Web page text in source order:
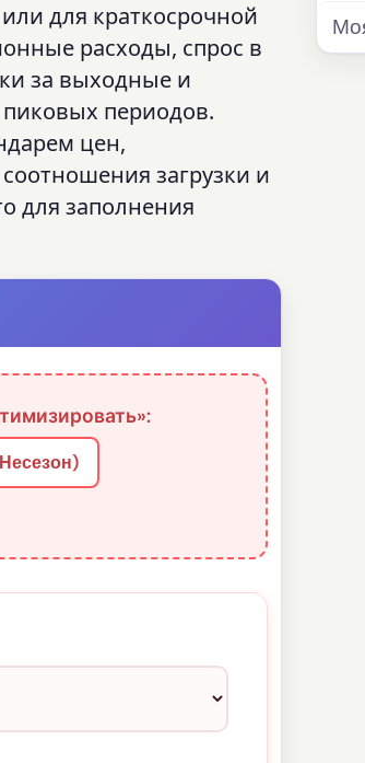
для краткосрочной
расходы, спрос в
за выходные и
периодов.
цен,
загрузки и
для заполнения